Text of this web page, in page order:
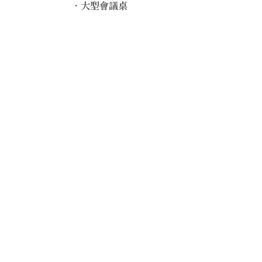
．大型會議桌